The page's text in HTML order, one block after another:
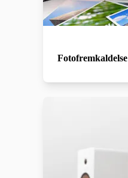
Fotofremkaldelse